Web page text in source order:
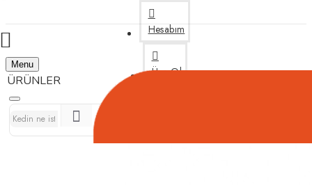
Hesabım
Üye Ol
Menu